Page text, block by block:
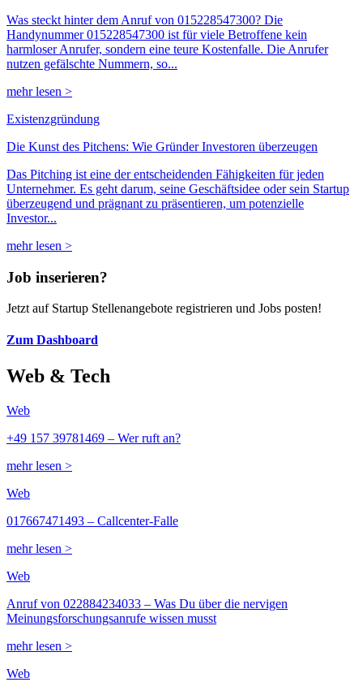
Was steckt hinter dem Anruf von 015228547300? Die
Handynummer 015228547300 ist für viele Betroffene kein
harmloser Anrufer, sondern eine teure Kostenfalle. Die Anrufer
nutzen gefälschte Nummern, so...
mehr lesen >
Existenzgründung
Die Kunst des Pitchens: Wie Gründer Investoren überzeugen
Das Pitching ist eine der entscheidenden Fähigkeiten für jeden
Unternehmer. Es geht darum, seine Geschäftsidee oder sein Startup
überzeugend und prägnant zu präsentieren, um potenzielle
Investor...
mehr lesen >
Job inserieren?
Jetzt auf Startup Stellenangebote registrieren und Jobs posten!
Zum Dashboard
Web & Tech
Web
+49 157 39781469 – Wer ruft an?
mehr lesen >
Web
017667471493 – Callcenter-Falle
mehr lesen >
Web
Anruf von 022884234033 – Was Du über die nervigen
Meinungsforschungsanrufe wissen musst
mehr lesen >
Web